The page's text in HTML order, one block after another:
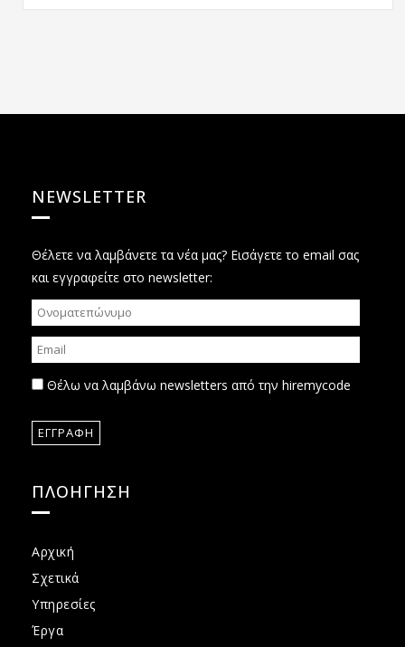
NEWSLETTER
Θέλετε να λαμβάνετε τα νέα μας? Εισάγετε το email σας
και εγγραφείτε στο newsletter:
Θέλω να λαμβάνω newsletters από την hiremycode
ΠΛΟΗΓΗΣΗ
Αρχική
Σχετικά
Υπηρεσίες
Έργα